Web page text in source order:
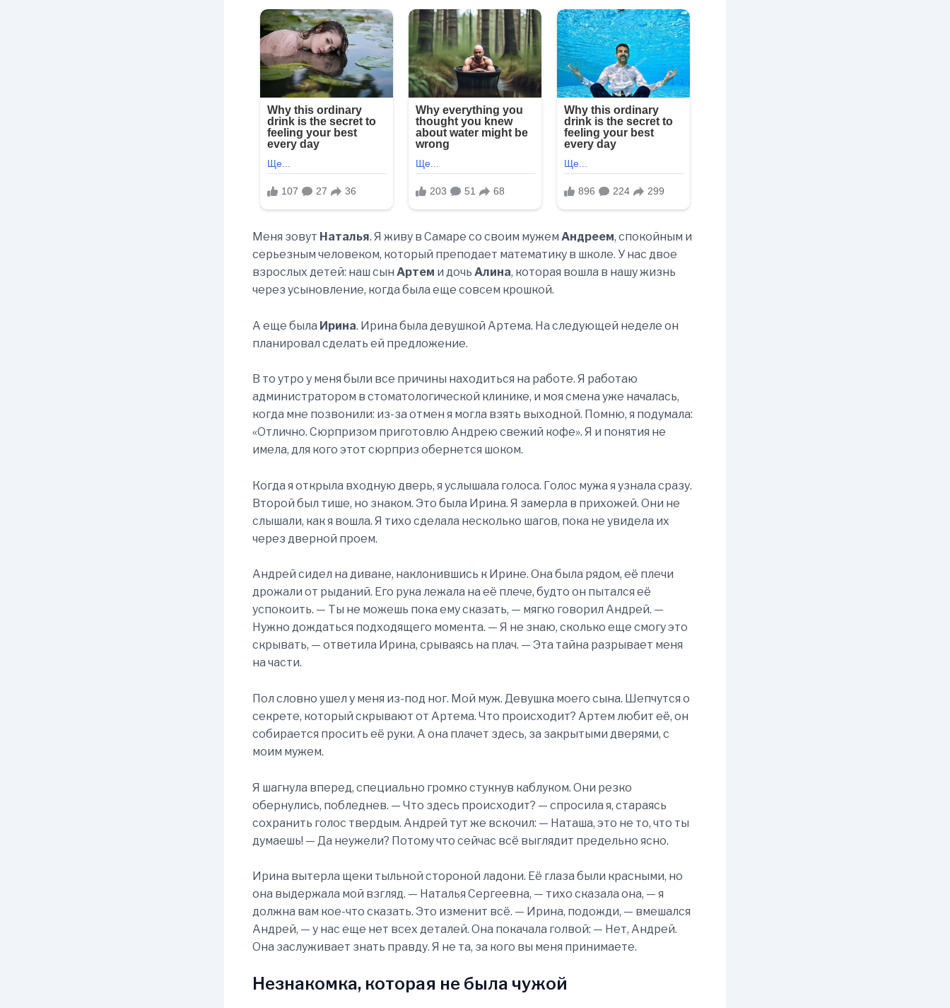
Меня зовут Наталья. Я живу в Самаре со своим мужем Андреем, спокойным и
серьезным человеком, который преподает математику в школе. У нас двое
взрослых детей: наш сын Артем и дочь Алина, которая вошла в нашу жизнь
через усыновление, когда была еще совсем крошкой.
А еще была Ирина. Ирина была девушкой Артема. На следующей неделе он
планировал сделать ей предложение.
В то утро у меня были все причины находиться на работе. Я работаю
администратором в стоматологической клинике, и моя смена уже началась,
когда мне позвонили: из-за отмен я могла взять выходной. Помню, я подумала:
«Отлично. Сюрпризом приготовлю Андрею свежий кофе». Я и понятия не
имела, для кого этот сюрприз обернется шоком.
Когда я открыла входную дверь, я услышала голоса. Голос мужа я узнала сразу.
Второй был тише, но знаком. Это была Ирина. Я замерла в прихожей. Они не
слышали, как я вошла. Я тихо сделала несколько шагов, пока не увидела их
через дверной проем.
Андрей сидел на диване, наклонившись к Ирине. Она была рядом, её плечи
дрожали от рыданий. Его рука лежала на её плече, будто он пытался её
успокоить. — Ты не можешь пока ему сказать, — мягко говорил Андрей. —
Нужно дождаться подходящего момента. — Я не знаю, сколько еще смогу это
скрывать, — ответила Ирина, срываясь на плач. — Эта тайна разрывает меня
на части.
Пол словно ушел у меня из-под ног. Мой муж. Девушка моего сына. Шепчутся о
секрете, который скрывают от Артема. Что происходит? Артем любит её, он
собирается просить её руки. А она плачет здесь, за закрытыми дверями, с
моим мужем.
Я шагнула вперед, специально громко стукнув каблуком. Они резко
обернулись, побледнев. — Что здесь происходит? — спросила я, стараясь
сохранить голос твердым. Андрей тут же вскочил: — Наташа, это не то, что ты
думаешь! — Да неужели? Потому что сейчас всё выглядит предельно ясно.
Ирина вытерла щеки тыльной стороной ладони. Её глаза были красными, но
она выдержала мой взгляд. — Наталья Сергеевна, — тихо сказала она, — я
должна вам кое-что сказать. Это изменит всё. — Ирина, подожди, — вмешался
Андрей, — у нас еще нет всех деталей. Она покачала голвой: — Нет, Андрей.
Она заслуживает знать правду. Я не та, за кого вы меня принимаете.
Незнакомка, которая не была чужой